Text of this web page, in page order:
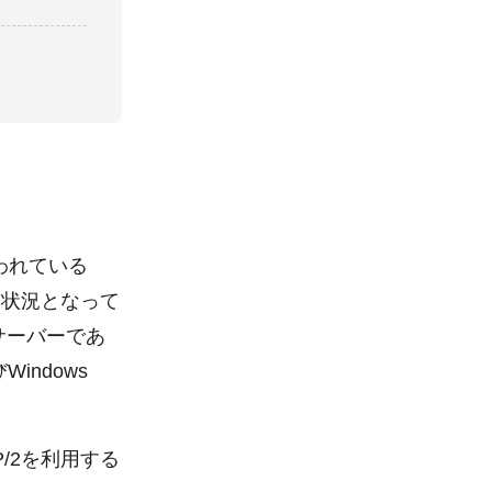
れている
況となって
バーであ
Windows
2を利用する